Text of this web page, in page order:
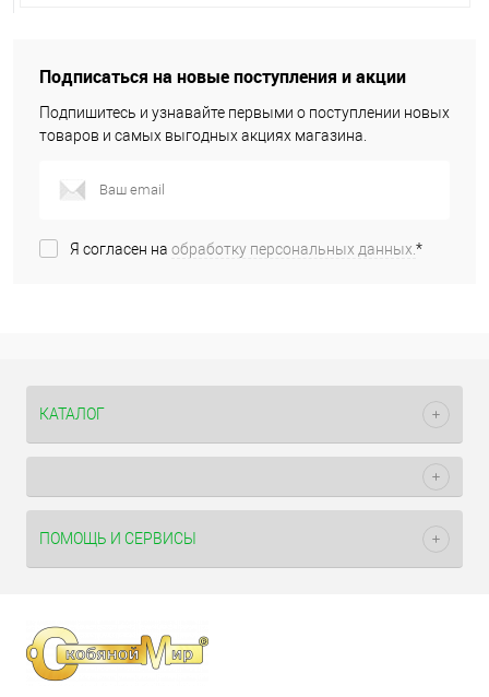
Подписаться на новые поступления и акции
Подпишитесь и узнавайте первыми о поступлении новых
товаров и самых выгодных акциях магазина.
Я согласен на обработку персональных данных.*
КАТАЛОГ
ПОМОЩЬ И СЕРВИСЫ